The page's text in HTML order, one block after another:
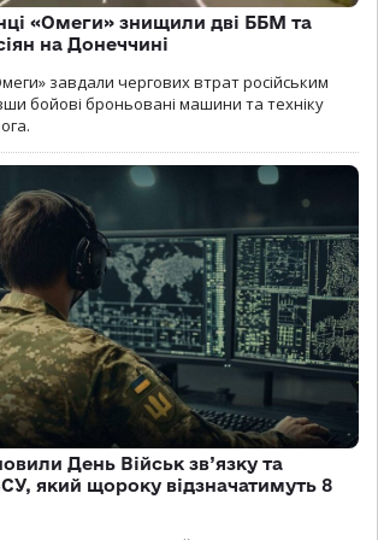
«Омеги» знищили дві ББМ та
на Донеччині
завдали чергових втрат російським
бойові броньовані машини та техніку
День Військ зв’язку та
який щороку відзначатимуть 8